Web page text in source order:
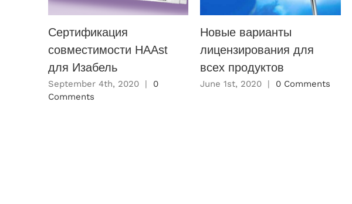
Сертификация
совместимости HAAst
для Изабель
September 4th, 2020 |
0
Comments
Новые варианты
лицензирования для
всех продуктов
June 1st, 2020 | 0 Comments